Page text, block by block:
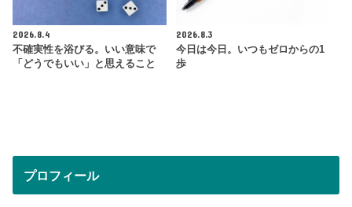
2026.8.4
不確実性を浴びる。いい意味で
「どうでもいい」と思えること
2026.8.3
今日は今日。いつもゼロからの1
歩
プロフィール